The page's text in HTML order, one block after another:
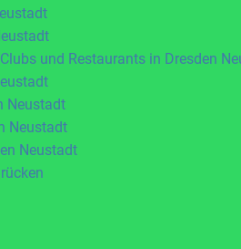
und Restaurants in Dresden
Neustadt
Neustadt
Neustadt